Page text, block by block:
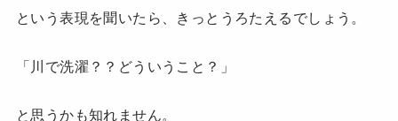
という表現を聞いたら、きっとうろたえるでしょう。
「川で洗濯？？どういうこと？」
と思うかも知れません。